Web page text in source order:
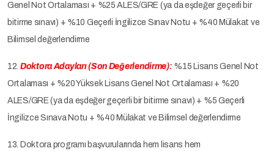
Genel Not Ortalaması + %25 ALES/GRE (ya da eşdeğer geçerli bir
bitirme sınavı) + %10 Geçerli İngilizce Sınav Notu + %40 Mülakat ve
Bilimsel değerlendirme
12. Doktora Adayları (Son Değerlendirme): %15 Lisans Genel Not
Ortalaması + %20 Yüksek Lisans Genel Not Ortalaması + %20
ALES/GRE (ya da eşdeğer geçerli bir bitirme sınavı) + %5 Geçerli
İngilizce Sınava Notu + %40 Mülakat ve Bilimsel değerlendirme
13. Doktora programı başvurularında hem lisans hem